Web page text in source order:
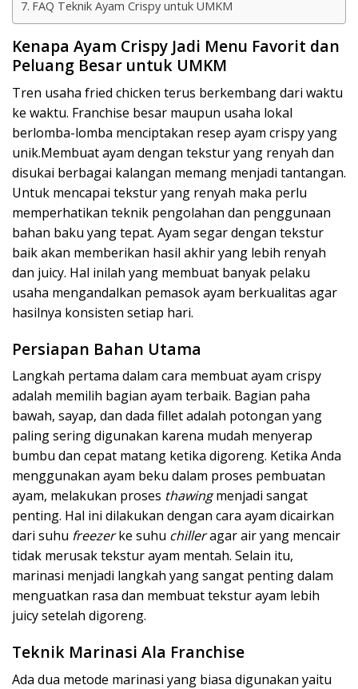
FAQ Teknik Ayam Crispy untuk UMKM
Kenapa Ayam Crispy Jadi Menu Favorit dan
Peluang Besar untuk UMKM
Tren usaha fried chicken terus berkembang dari waktu
ke waktu. Franchise besar maupun usaha lokal
berlomba-lomba menciptakan resep ayam crispy yang
unik.Membuat ayam dengan tekstur yang renyah dan
disukai berbagai kalangan memang menjadi tantangan.
Untuk mencapai tekstur yang renyah maka perlu
memperhatikan teknik pengolahan dan penggunaan
bahan baku yang tepat. Ayam segar dengan tekstur
baik akan memberikan hasil akhir yang lebih renyah
dan juicy. Hal inilah yang membuat banyak pelaku
usaha mengandalkan pemasok ayam berkualitas agar
hasilnya konsisten setiap hari.
Persiapan Bahan Utama
Langkah pertama dalam cara membuat ayam crispy
adalah memilih bagian ayam terbaik. Bagian paha
bawah, sayap, dan dada fillet adalah potongan yang
paling sering digunakan karena mudah menyerap
bumbu dan cepat matang ketika digoreng. Ketika Anda
menggunakan ayam beku dalam proses pembuatan
ayam, melakukan proses thawingmenjadi sangat
penting. Hal ini dilakukan dengan cara ayam dicairkan
dari suhu freezerke suhu chilleragar air yang mencair
tidak merusak tekstur ayam mentah. Selain itu,
marinasi menjadi langkah yang sangat penting dalam
menguatkan rasa dan membuat tekstur ayam lebih
juicy setelah digoreng.
Teknik Marinasi Ala Franchise
Ada dua metode marinasi yang biasa digunakan yaitu